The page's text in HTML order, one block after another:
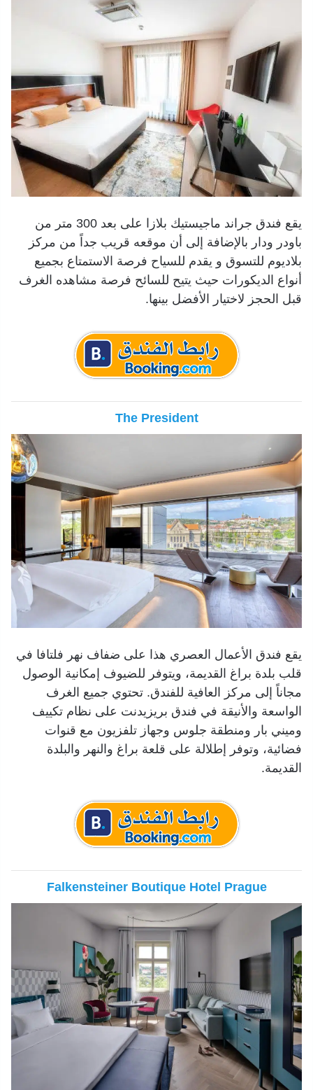
يقع فندق جراند ماجيستيك بلازا على بعد 300 متر من
باودر ودار بالإضافة إلى أن موقعه قريب جداً من مركز
بلاديوم للتسوق و يقدم للسياح فرصة الاستمتاع بجميع
أنواع الديكورات حيث يتيح للسائح فرصة مشاهده الغرف
قبل الحجز لاختيار الأفضل بينها.
The President
يقع فندق الأعمال العصري هذا على ضفاف نهر فلتافا في
قلب بلدة براغ القديمة، ويتوفر للضيوف إمكانية الوصول
مجاناً إلى مركز العافية للفندق. تحتوي جميع الغرف
الواسعة والأنيقة في فندق بريزيدنت على نظام تكييف
وميني بار ومنطقة جلوس وجهاز تلفزيون مع قنوات
فضائية، وتوفر إطلالة على قلعة براغ والنهر والبلدة
القديمة.
Falkensteiner Boutique Hotel Prague